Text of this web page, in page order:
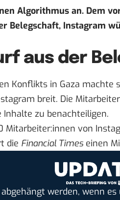
Algorithmus an. Dem
Belegschaft, Instagram
aus der
Konflikts in Gaza machte
breit. Die
Inhalte zu benachteiligen.
von
die Financial Times einen
werden, wenn es